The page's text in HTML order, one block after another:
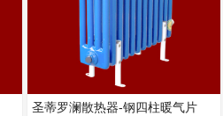
圣蒂罗澜散热器-钢四柱暖气片